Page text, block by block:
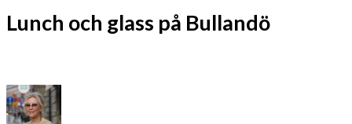
Lunch och glass på Bullandö